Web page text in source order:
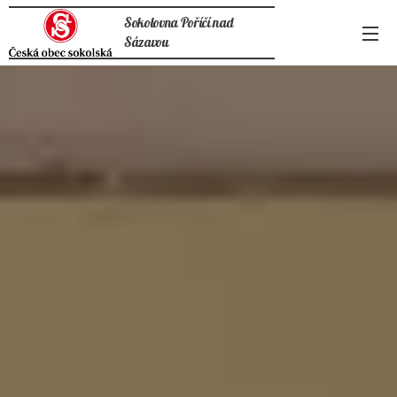
Sokolovna Poříčí nad
Sázavou